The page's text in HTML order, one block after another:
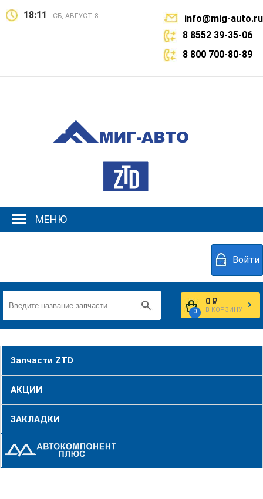
18:11 СБ, АВГУСТ 8
info@mig-auto.ru
8 8552 39-35-06
8 800 700-80-89
МЕНЮ
Войти
0
0 ₽
В КОРЗИНУ
Запчасти ZTD
АКЦИИ
ЗАКЛАДКИ